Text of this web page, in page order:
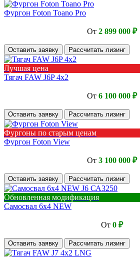
Фургон Foton Toano Pro
От 2 899 000 ₽
Оставить заявку Рассчитать лизинг
Лучшая цена
Тягач FAW J6P 4х2
От 6 100 000 ₽
Оставить заявку Рассчитать лизинг
Фургоны по старым ценам
Фургон Foton View
От 3 100 000 ₽
Оставить заявку Рассчитать лизинг
Обновленная модификация
Самосвал 6х4 NEW
От 0 ₽
Оставить заявку Рассчитать лизинг